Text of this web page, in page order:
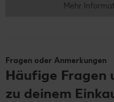
Mehr
Fragen oder Anmerkungen
Häufige Fragen
zu deinem